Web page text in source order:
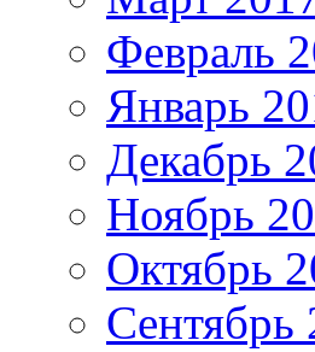
Февраль
Январь
Декабрь
Ноябрь
Октябрь
Сентябрь